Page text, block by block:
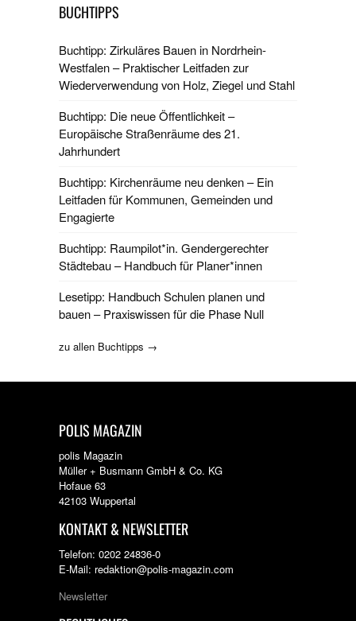
BUCHTIPPS
Buchtipp: Zirkuläres Bauen in Nordrhein-
Westfalen – Praktischer Leitfaden zur
Wiederverwendung von Holz, Ziegel und Stahl
Buchtipp: Die neue Öffentlichkeit –
Europäische Straßenräume des 21.
Jahrhundert
Buchtipp: Kirchenräume neu denken – Ein
Leitfaden für Kommunen, Gemeinden und
Engagierte
Buchtipp: Raumpilot*in. Gendergerechter
Städtebau – Handbuch für Planer*innen
Lesetipp: Handbuch Schulen planen und
bauen – Praxiswissen für die Phase Null
zu allen Buchtipps →
POLIS MAGAZIN
polis Magazin
Müller + Busmann GmbH & Co. KG
Hofaue 63
42103 Wuppertal
KONTAKT & NEWSLETTER
Telefon: 0202 24836-0
E-Mail: redaktion@polis-magazin.com
Newsletter